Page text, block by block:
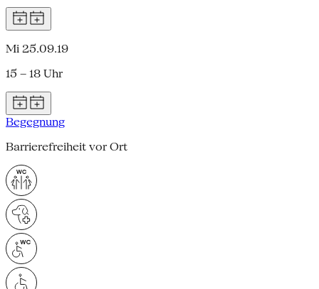
Mi 25.09.19
15 – 18 Uhr
Begegnung
Barrierefreiheit vor Ort